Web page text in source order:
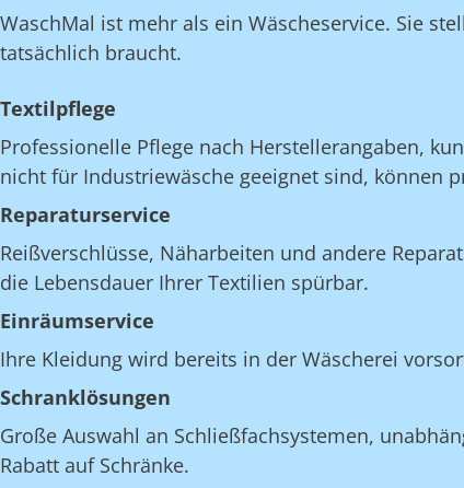
WaschMal ist mehr als ein Wäscheservice. Sie
tatsächlich braucht.
Textilpflege
Professionelle Pflege nach Herstellerangaben,
nicht für Industriewäsche geeignet sind, können
Reparaturservice
Reißverschlüsse, Näharbeiten und andere
die Lebensdauer Ihrer Textilien spürbar.
Einräumservice
Ihre Kleidung wird bereits in der Wäscherei
Schranklösungen
Große Auswahl an Schließfachsystemen,
Rabatt auf Schränke.